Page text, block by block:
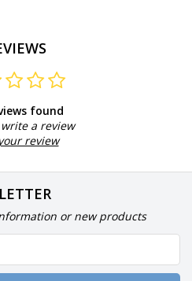
found
a review
review
or new products